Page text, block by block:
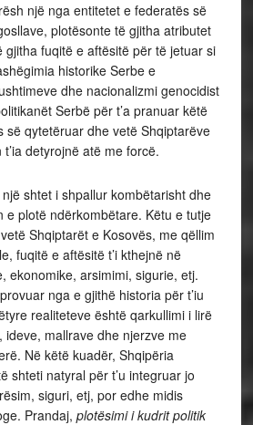
një nga entitetet e federatës së
plotësonte të gjitha atributet
gjitha fuqitë e aftësitë për të jetuar si
historike Serbe e
dhe nacionalizmi genocidist
Serbë për t’a pranuar këtë
së qytetëruar dhe vetë Shqiptarëve
detyrojnë atë me forcë.
shtet i shpallur kombëtarisht dhe
e plotë ndërkombëtare. Këtu e tutje
Shqiptarët e Kosovës, me qëllim
fuqitë e aftësitë t’i kthejnë në
ekonomike, arsimimi, sigurie, etj.
nga e gjithë historia për t’iu
realiteteve është qarkullimi i lirë
ideve, mallrave dhe njerzve me
Në këtë kuadër, Shqipëria
shteti natyral për t’u integruar jo
siguri, etj, por edhe midis
Prandaj, plotësimi i kudrit politik